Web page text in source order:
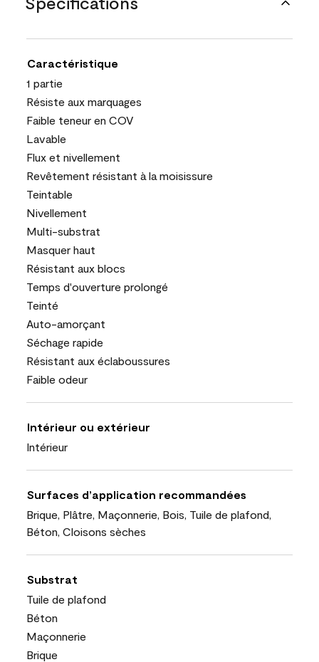
Caractéristique
1 partie
Résiste aux marquages
Faible teneur en COV
Lavable
Flux et nivellement
Revêtement résistant à la moisissure
Teintable
Nivellement
Multi-substrat
Masquer haut
Résistant aux blocs
Temps d'ouverture prolongé
Teinté
Auto-amorçant
Séchage rapide
Résistant aux éclaboussures
Faible odeur
Intérieur ou extérieur
Intérieur
Surfaces d’application recommandées
Brique, Plâtre, Maçonnerie, Bois, Tuile de plafond,
Béton, Cloisons sèches
Substrat
Tuile de plafond
Béton
Maçonnerie
Brique